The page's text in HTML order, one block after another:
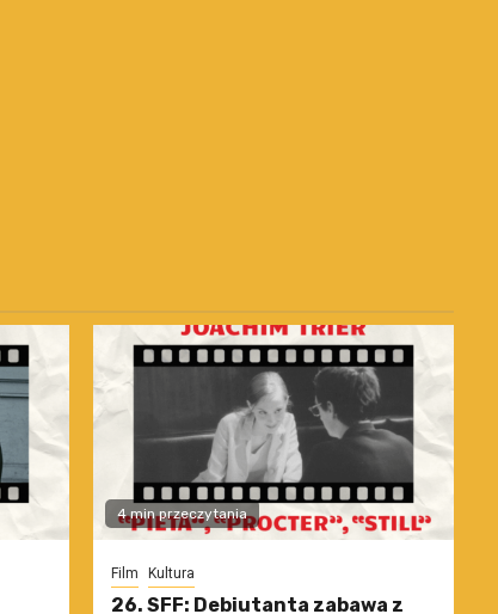
4 min przeczytania
Film Kultura
26. SFF: Debiutanta zabawa z